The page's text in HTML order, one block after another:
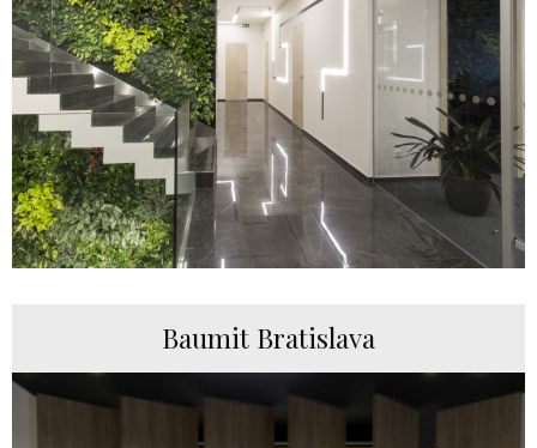
Baumit Bratislava